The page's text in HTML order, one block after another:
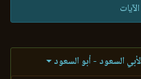
السعود - أبو السعود